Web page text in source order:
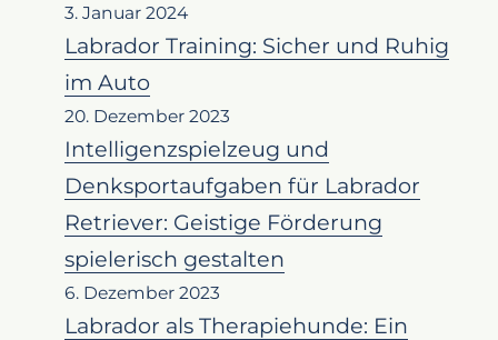
3. Januar 2024
Labrador Training: Sicher und Ruhig
im Auto
20. Dezember 2023
Intelligenzspielzeug und
Denksportaufgaben für Labrador
Retriever: Geistige Förderung
spielerisch gestalten
6. Dezember 2023
Labrador als Therapiehunde: Ein